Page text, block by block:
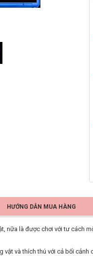
HƯỚNG DẪN MUA HÀNG
nữa là được chơi với tư cách
và thích thú với cả bối